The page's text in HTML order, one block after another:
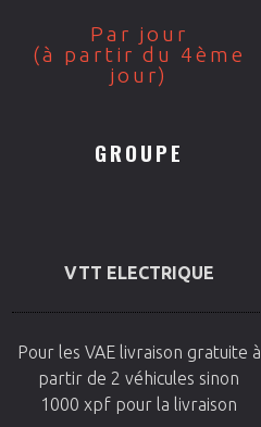
Par jour
(à partir du 4ème
jour)
GROUPE
VTT ELECTRIQUE
Pour les VAE livraison gratuite à
partir de 2 véhicules sinon
1000 xpf pour la livraison